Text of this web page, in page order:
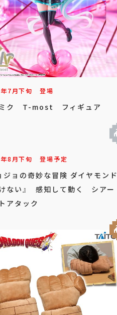
7月下旬 登場
ク T-most フィギュア
8月下旬 登場予定
ジョの奇妙な冒険 ダイヤモンド
ない』 感知して動く シアー
アタック